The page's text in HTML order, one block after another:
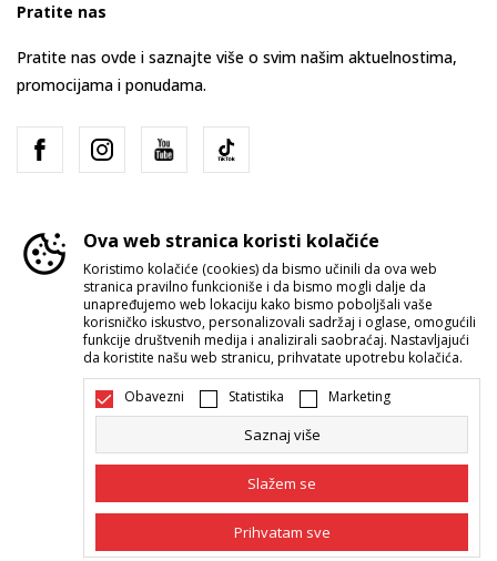
Pratite nas
Pratite nas ovde i saznajte više o svim našim aktuelnostima,
promocijama i ponudama.
Srbija Promenite
Nastojimo da budemo što precizniji u opisu proizvoda, prikazu slika i
bez grešaka. Svi artikli prikazani na sajtu su deo naše ponude i ne
podrazumeva da su dostupni u svakom trenutku. Raspoloživost robe
možete proveriti pozivom Call Centra na 011 422 1422.
Ova web stranica koristi kolačiće
Koristimo kolačiće (cookies) da bismo učinili da ova web
stranica pravilno funkcioniše i da bismo mogli dalje da
unapređujemo web lokaciju kako bismo poboljšali vaše
korisničko iskustvo, personalizovali sadržaj i oglase, omogućili
funkcije društvenih medija i analizirali saobraćaj. Nastavljajući
da koristite našu web stranicu, prihvatate upotrebu kolačića.
Obavezni Statistika Marketing
Saznaj više
Slažem se
Prihvatam sve